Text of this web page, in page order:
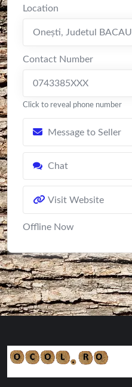
Location
Oneşti, Judetul BACAU
Contact Number
0743385XXX
Click to reveal phone number
Message to Seller
Chat
Visit Website
Offline Now